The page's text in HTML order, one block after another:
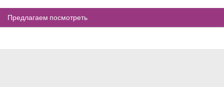
Предлагаем посмотреть